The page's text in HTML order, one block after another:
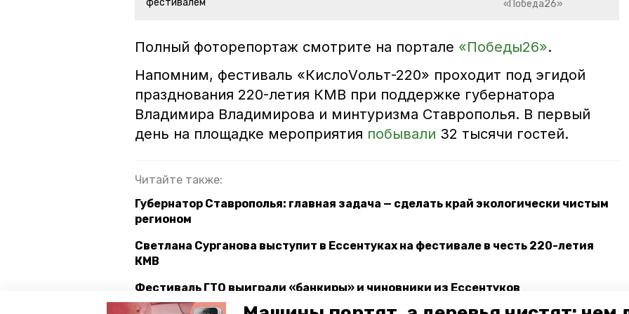
фестивалем
«Победа26»
Полный фоторепортаж смотрите на портале «Победы26».
Напомним, фестиваль «КислоVольт-220» проходит под эгидой
празднования 220-летия КМВ при поддержке губернатора
Владимира Владимирова и минтуризма Ставрополья. В первый
день на площадке мероприятия побывали 32 тысячи гостей.
Читайте также:
Губернатор Ставрополья: главная задача — сделать край экологически чистым
регионом
Светлана Сурганова выступит в Ессентуках на фестивале в честь 220-летия
КМВ
Фестиваль ГТО выиграли «банкиры» и чиновники из Ессентуков